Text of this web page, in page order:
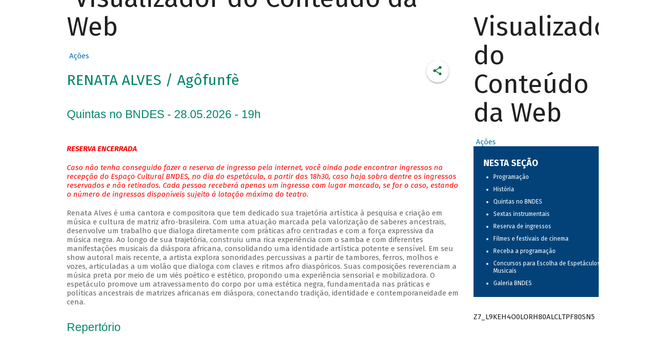
Web
Ações
RENATA ALVES / Agôfunfè
Quintas no BNDES - 28.05.2026 - 19h
RESERVA ENCERRADA
Caso não tenha conseguido fazer a reserva de ingresso pela internet, você ainda pode encontrar ingressos na
recepção do Espaço Cultural BNDES, no dia do espetáculo, a partir das 18h30, caso haja sobra dentre os ingressos
reservados e não retirados. Cada pessoa receberá apenas um ingresso com lugar marcado, se for o caso, estando
o número de ingressos disponíveis sujeito à lotação máxima do teatro.
Renata Alves é uma cantora e compositora que tem dedicado sua trajetória artística à pesquisa e criação em
música e cultura de matriz afro-brasileira. Com uma atuação marcada pela valorização de saberes ancestrais,
desenvolve um trabalho que dialoga diretamente com práticas afro centradas e com a força expressiva da
música negra. Ao longo de sua trajetória, construiu uma rica experiência com o samba e com diferentes
manifestações musicais da diáspora africana, consolidando uma identidade artística potente e sensível. Em seu
show autoral mais recente, a artista explora sonoridades percussivas a partir de tambores, ferros, molhos e
vozes, articuladas a um violão que dialoga com claves e ritmos afro diaspóricos. Suas composições reverenciam a
música preta por meio de um viés poético e estético, propondo uma experiência sensorial e mobilizadora. O
espetáculo promove um atravessamento do corpo por uma estética negra, fundamentada nas práticas e
políticas ancestrais de matrizes africanas em diáspora, conectando tradição, identidade e contemporaneidade em
cena.
Repertório
Visualizador
do
Conteúdo
da Web
Ações
NESTA SEÇÃO
Programação
História
Quintas no BNDES
Sextas instrumentais
Reserva de ingressos
Filmes e festivais de cinema
Receba a programação
Concursos para Escolha de Espetáculos
Musicais
Galeria BNDES
Z7_L9KEH4O0LORH80ALCLTPF80SN5